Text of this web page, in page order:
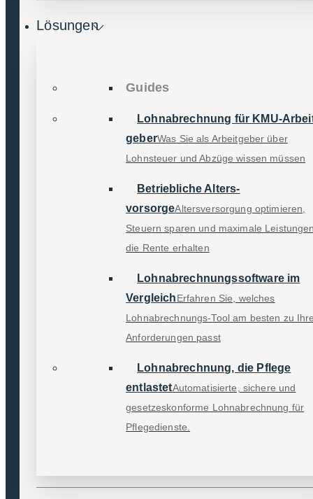
Lösungen
Guides
Lohn­abrechnung für KMU-
geberWas Sie als Arbeitgeber über
Lohnsteuer und Abzüge wissen müssen
Betriebliche Alters­
vorsorgeAltersversorgung optimieren,
Steuern sparen und maximale
die Rente erhalten
Lohn­ab­rechnungs­software im
VergleichErfahren Sie, welches
Lohnabrechnungs-Tool am besten zu
Anforderungen passt
Lohn­abrechnung, die Pflege
entlastetAutomatisierte, sichere und
gesetzeskonforme Lohnabrechnung für
Pflegedienste.
0511 / 98449344
Zertifizierungen
VERTRAG WIDER­RUFEN
TESTEN
Dienst­leistungen
Wir sind Teil der SelectLine Group